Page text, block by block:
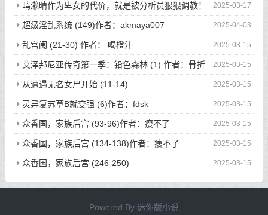
2025-03-17
鸣濑晴作为卑女的代价，就是被分析员狠狠调教！
(完)作者：空琉lemon
2025-04-03
超级淫乱系统 (149)作者：akmaya007
2025-03-15
乱宫闱 (21-30) 作者： 喝橙汁
2025-03-15
艾泽邦尼亚传奇第一季：铅色森林 (1) 作者：骨折
的海绵体
2025-03-15
从遭遇无名女尸开始 (11-14)
2025-03-15
灵异复苏草B就变强 (6)作者：fdsk
2025-03-15
众香国，家族后宫 (93-96)作者：瘦不了
2025-03-15
众香国，家族后宫 (134-138)作者：瘦不了
2025-03-15
众香国，家族后宫 (246-250)
Powered By 迷你版小说